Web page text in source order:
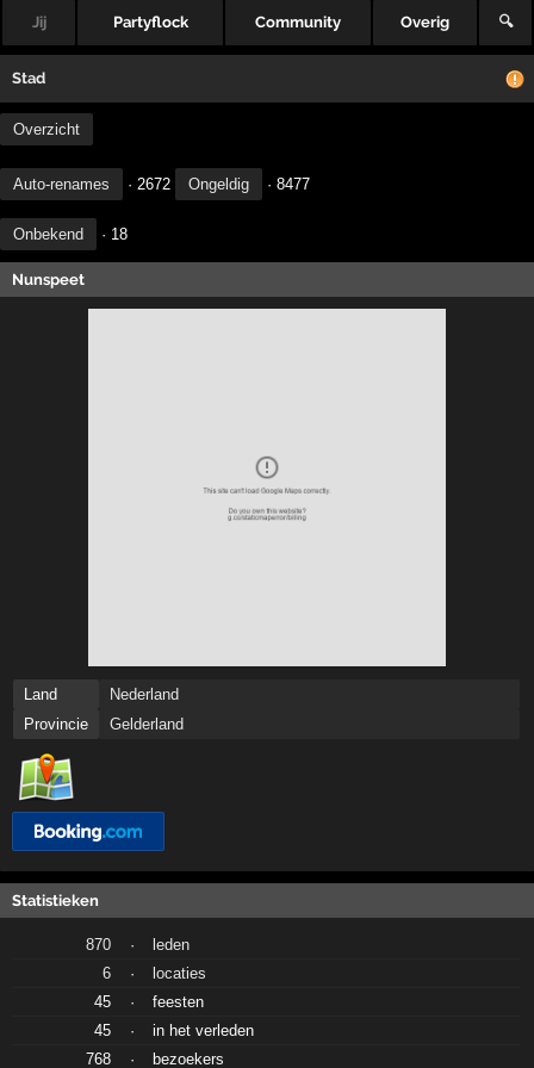
Jij Partyflock Community Overig 🔍
Stad
Overzicht
Auto-renames · 2672 Ongeldig · 8477
Onbekend · 18
Nunspeet
Land
Nederland
Provincie
Gelderland
Statistieken
870 ·
leden
6
·
locaties
45
·
feesten
45
·
in het verleden
768
· bezoekers